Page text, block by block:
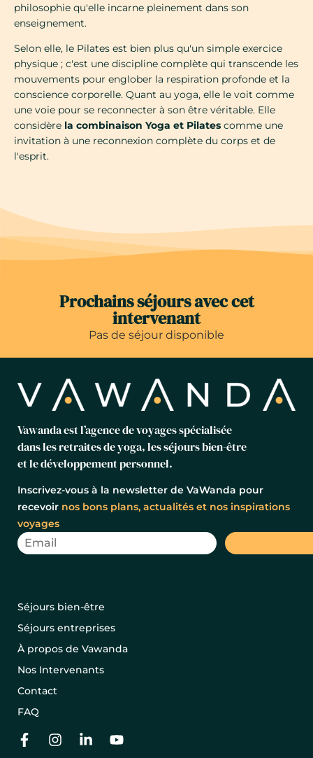
philosophie qu'elle incarne pleinement dans son
enseignement.
Selon elle, le Pilates est bien plus qu'un simple exercice
physique ; c'est une discipline complète qui transcende les
mouvements pour englober la respiration profonde et la
conscience corporelle. Quant au yoga, elle le voit comme
une voie pour se reconnecter à son être véritable. Elle
considère la combinaison Yoga et Pilates comme une
invitation à une reconnexion complète du corps et de
l'esprit.
Prochains séjours avec cet
intervenant
Pas de séjour disponible
Vawanda est l’agence de voyages spécialisée
dans les retraites de yoga, les séjours bien-être
et le développement personnel.
Inscrivez-vous à la newsletter de VaWanda pour
recevoir nos bons plans, actualités et nos inspirations
voyages
Séjours bien-être
Séjours entreprises
À propos de Vawanda
Nos Intervenants
Contact
FAQ